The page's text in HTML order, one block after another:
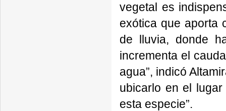
vegetal es
exótica que aporta
de lluvia, donde
incrementa el
agua”, indicó
ubicarlo en el
esta especie”.